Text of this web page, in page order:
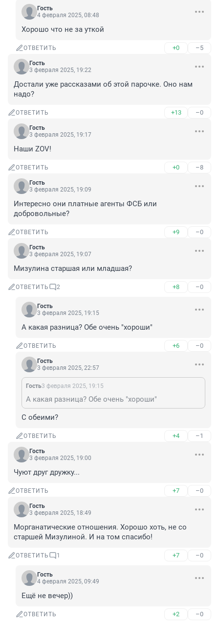
Гость
4 февраля 2025, 08:48
Хорошо что не за уткой
ОТВЕТИТЬ +0 –5
Гость
3 февраля 2025, 19:22
Достали уже рассказами об этой парочке. Оно нам
надо?
ОТВЕТИТЬ +13 –0
Гость
3 февраля 2025, 19:17
Наши ZOV!
ОТВЕТИТЬ +0 –8
Гость
3 февраля 2025, 19:09
Интересно они платные агенты ФСБ или
добровольные?
ОТВЕТИТЬ +9 –0
Гость
3 февраля 2025, 19:07
Мизулина старшая или младшая?
ОТВЕТИТЬ 2 +8 –0
Гость
3 февраля 2025, 19:15
А какая разница? Обе очень "хороши"
ОТВЕТИТЬ +6 –0
Гость
3 февраля 2025, 22:57
Гость3 февраля 2025, 19:15
А какая разница? Обе очень "хороши"
С обеими?
ОТВЕТИТЬ +4 –1
Гость
3 февраля 2025, 19:00
Чуют друг дружку...
ОТВЕТИТЬ +7 –0
Гость
3 февраля 2025, 18:49
Морганатические отношения. Хорошо хоть, не со
старшей Мизулиной. И на том спасибо!
ОТВЕТИТЬ 1 +7 –0
Гость
4 февраля 2025, 09:49
Ещё не вечер))
ОТВЕТИТЬ +2 –0